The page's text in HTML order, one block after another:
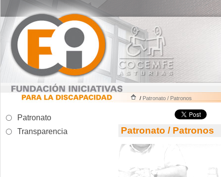
/ Patronato / Patronos
Patronato
Transparencia
Patronato / Patronos